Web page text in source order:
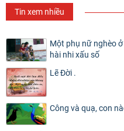
Tin xem nhiều
Một phụ nữ nghèo
hài nhi xấu số
Lẽ Đời .
Công và quạ, con